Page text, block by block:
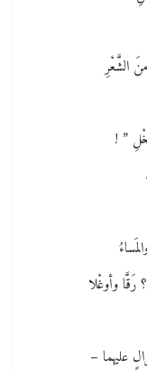
الشَّعْرِ
” !
وأوغْلا
عليهما –